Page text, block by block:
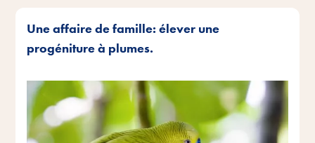
Une affaire de famille: élever une
progéniture à plumes.